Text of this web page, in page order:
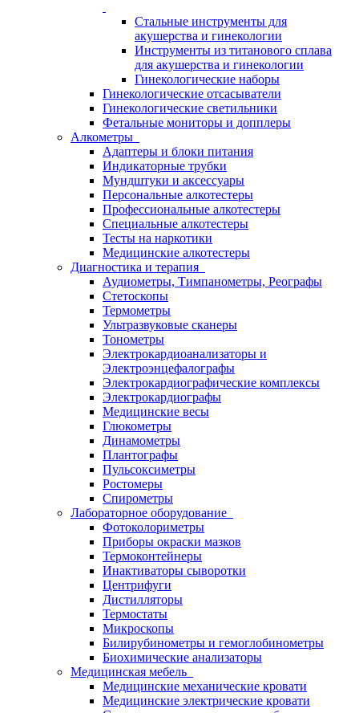
Стальные инструменты для
акушерства и гинекологии
Инструменты из титанового сплава
для акушерства и гинекологии
Гинекологические наборы
Гинекологические отсасыватели
Гинекологические светильники
Фетальные мониторы и допплеры
Алкометры
Адаптеры и блоки питания
Индикаторные трубки
Мундштуки и аксессуары
Персональные алкотестеры
Профессиональные алкотестеры
Специальные алкотестеры
Тесты на наркотики
Медицинские алкотестеры
Диагностика и терапия
Аудиометры, Тимпанометры, Реографы
Стетоскопы
Термометры
Ультразвуковые сканеры
Тонометры
Электрокардиоанализаторы и
Электроэнцефалографы
Электрокардиографические комплексы
Электрокардиографы
Медицинские весы
Глюкометры
Динамометры
Плантографы
Пульсоксиметры
Ростомеры
Спирометры
Лабораторное оборудование
Фотоколориметры
Приборы окраски мазков
Термоконтейнеры
Инактиваторы сыворотки
Центрифуги
Дистилляторы
Термостаты
Микроскопы
Билирубинометры и гемоглобинометры
Биохимические анализаторы
Медицинская мебель
Медицинские механические кровати
Медицинские электрические кровати